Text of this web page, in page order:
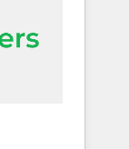
your
that
time
full